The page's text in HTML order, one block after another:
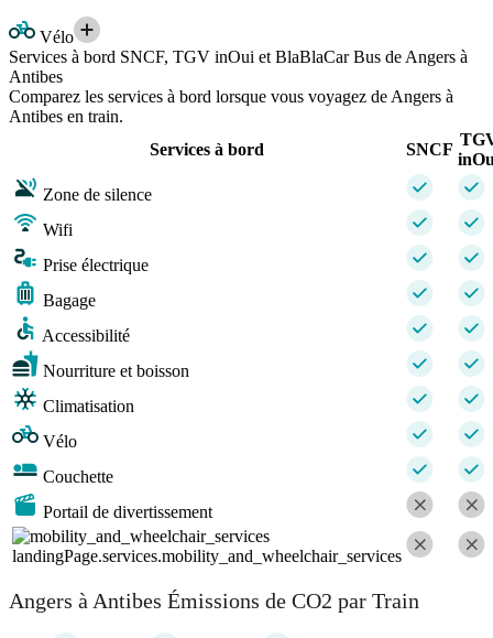
Vélo
Services à bord SNCF, TGV inOui et BlaBlaCar Bus de Angers à
Antibes
Comparez les services à bord lorsque vous voyagez de Angers à
Antibes en train.
Services à bord
SNCF
Zone de silence
Wifi
Prise électrique
Bagage
Accessibilité
Nourriture et boisson
Climatisation
Vélo
Couchette
Portail de divertissement
landingPage.services.mobility_and_wheelchair_services
Angers à Antibes Émissions de CO2 par Train